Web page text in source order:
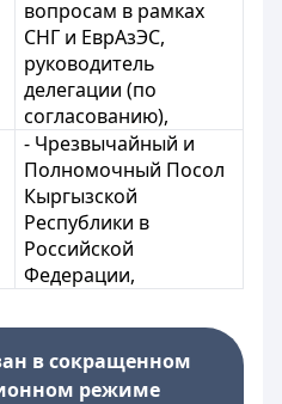
вопросам в рамках
СНГ и ЕврАзЭС,
руководитель
делегации (по
согласованию),
- Чрезвычайный и
Полномочный Посол
Кыргызской
Республики в
Российской
Федерации,
в сокращенном
режиме